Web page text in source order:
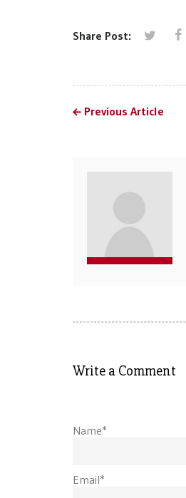
Share Post:
Previous Article
Write a Comment
Name*
Email*